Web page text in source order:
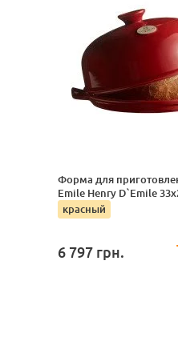
Форма для
Emile Henry D`Emile
красный
6 797 грн.